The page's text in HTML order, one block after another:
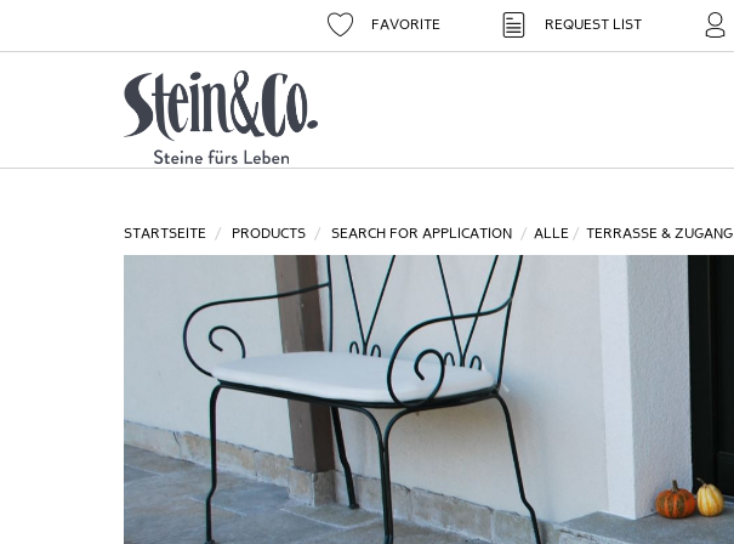
FAVORITE REQUEST LIST
STARTSEITE PRODUCTS SEARCH FOR APPLICATION ALLE TERRASSE & ZUGANG